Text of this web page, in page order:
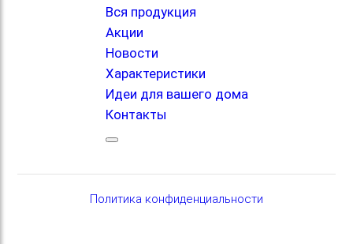
Вся продукция
Акции
Новости
Характеристики
Идеи для вашего дома
Контакты
Политика конфиденциальности